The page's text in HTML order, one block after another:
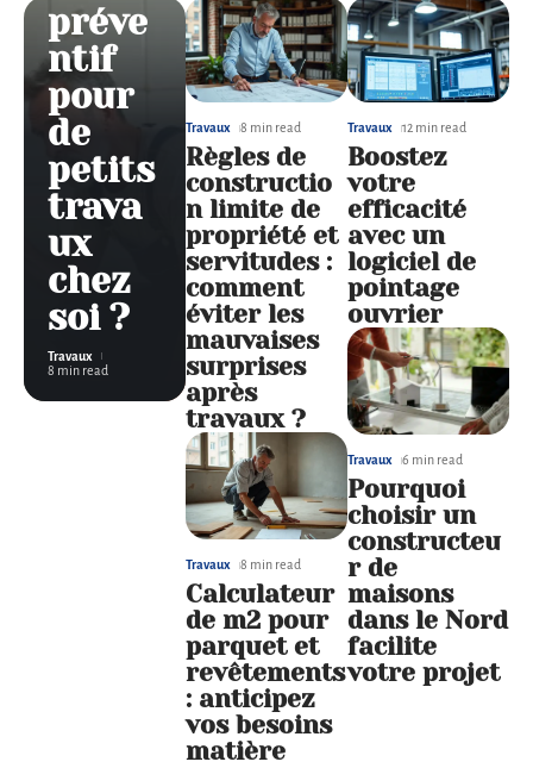
préve
ntif
pour
de
petits
trava
ux
chez
soi ?
Travaux
8 min read
Travaux 8 min read
Règles de
constructio
n limite de
propriété et
servitudes :
comment
éviter les
mauvaises
surprises
après
travaux ?
Travaux 8 min read
Calculateur
de m2 pour
parquet et
revêtements
: anticipez
vos besoins
matière
Travaux 12 min read
Boostez
votre
efficacité
avec un
logiciel de
pointage
ouvrier
Travaux 6 min read
Pourquoi
choisir un
constructeu
r de
maisons
dans le Nord
facilite
votre projet